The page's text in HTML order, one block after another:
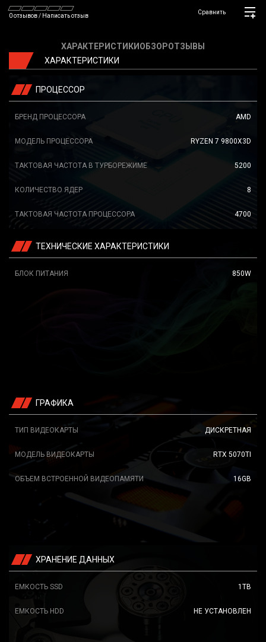
0 отзывов/ Написать отзыв
Сравнить
ХАРАКТЕРИСТИКИ ОБЗОРОТЗЫВЫ
ХАРАКТЕРИСТИКИ
ПРОЦЕССОР
БРЕНД ПРОЦЕССОРА AMD
МОДЕЛЬ ПРОЦЕССОРА RYZEN 7 9800X3D
ТАКТОВАЯ ЧАСТОТА В ТУРБОРЕЖИМЕ 5200
КОЛИЧЕСТВО ЯДЕР 8
ТАКТОВАЯ ЧАСТОТА ПРОЦЕССОРА 4700
ТЕХНИЧЕСКИЕ ХАРАКТЕРИСТИКИ
БЛОК ПИТАНИЯ 850W
ГРАФИКА
ТИП ВИДЕОКАРТЫ ДИСКРЕТНАЯ
МОДЕЛЬ ВИДЕОКАРТЫ RTX 5070TI
ОБЪЕМ ВСТРОЕННОЙ ВИДЕОПАМЯТИ 16GB
ХРАНЕНИЕ ДАННЫХ
ЕМКОСТЬ SSD 1TB
ЕМКОСТЬ HDD НЕ УСТАНОВЛЕН